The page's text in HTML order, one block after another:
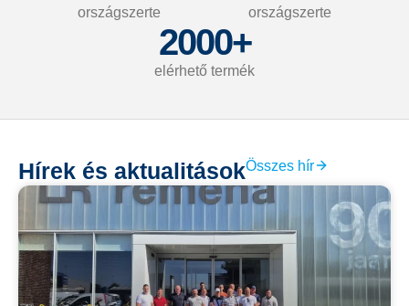
országszerte
országszerte
elérhető termék
2000+
Hírek és aktualitásokÖsszes hír